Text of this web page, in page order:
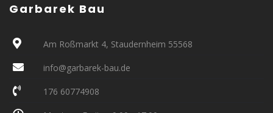
Garbarek Bau
Am Roßmarkt 4, Staudernheim 55568
info@garbarek-bau.de
176 60774908